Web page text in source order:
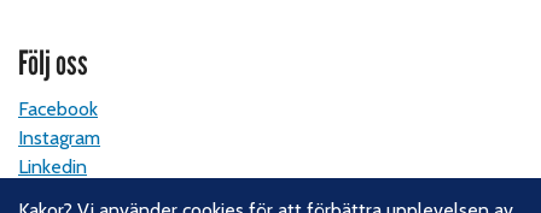
Följ oss
Facebook
Instagram
Linkedin